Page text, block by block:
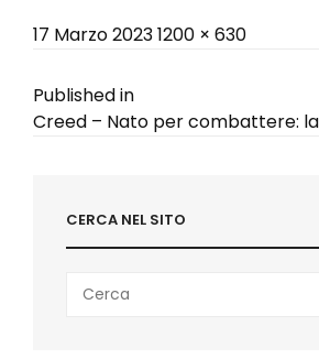
Posted
17 Marzo 2023Full
1200 × 630
Navigazione
Published in
Creed – Nato per combattere:
CERCA NEL SITO
Search
for: